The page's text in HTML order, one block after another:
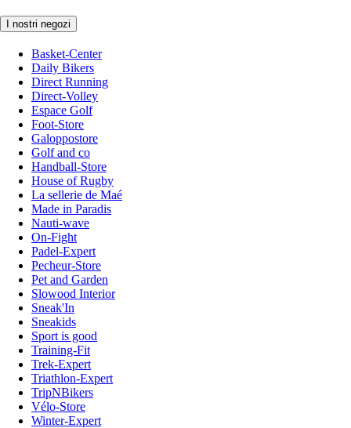
I nostri negozi
Basket-Center
Daily Bikers
Direct Running
Direct-Volley
Espace Golf
Foot-Store
Galoppostore
Golf and co
Handball-Store
House of Rugby
La sellerie de Maé
Made in Paradis
Nauti-wave
On-Fight
Padel-Expert
Pecheur-Store
Pet and Garden
Slowood Interior
Sneak'In
Sneakids
Sport is good
Training-Fit
Trek-Expert
Triathlon-Expert
TripNBikers
Vélo-Store
Winter-Expert